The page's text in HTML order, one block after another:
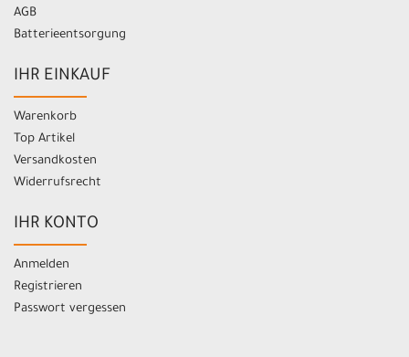
AGB
Batterieentsorgung
IHR EINKAUF
Warenkorb
Top Artikel
Versandkosten
Widerrufsrecht
IHR KONTO
Anmelden
Registrieren
Passwort vergessen